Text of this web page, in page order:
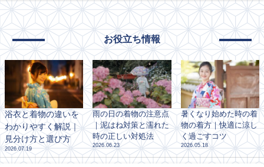
お役立ち情報
浴衣と着物の違いを
わかりやすく解説｜
見分け方と選び方
2026.07.19
雨の日の着物の注意点
｜泥はね対策と濡れた
時の正しい対処法
2026.06.23
暑くなり始めた時の着
物の着方｜快適に涼し
く過ごすコツ
2026.05.18